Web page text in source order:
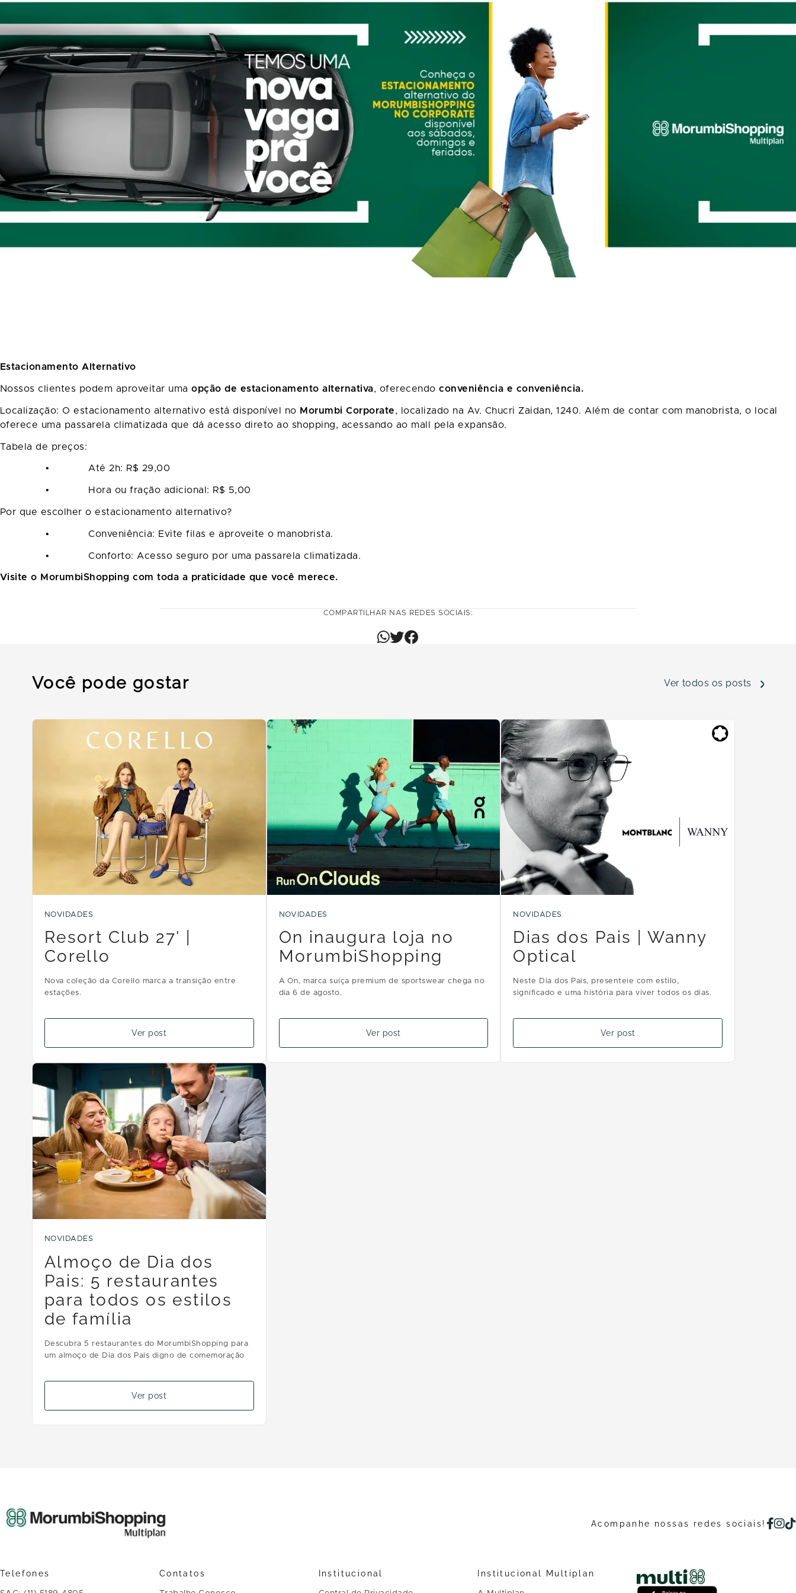
Estacionamento Alternativo
Nossos clientes podem aproveitar umaopção de estacionamento alternativa, oferecendoconveniência e conveniência.
Localização: O estacionamento alternativo está disponível no Morumbi Corporate, localizado na Av. Chucri Zaidan, 1240. Além de contar com manobrista, o local
oferece uma passarela climatizada que dá acesso direto ao shopping, acessando ao mall pela expansão.
Tabela de preços:
• Até 2h: R$ 29,00
• Hora ou fração adicional: R$ 5,00
Por que escolher o estacionamento alternativo?
• Conveniência: Evite filas e aproveite o manobrista.
• Conforto: Acesso seguro por uma passarela climatizada.
Visite o MorumbiShopping com toda a praticidade que você merece.
COMPARTILHAR NAS REDES SOCIAIS:
Você pode gostar Ver todos os posts
NOVIDADES
Resort Club 27' |
Corello
Nova coleção da Corello marca a transição entre
estações.
Ver post
NOVIDADES
On inaugura loja no
MorumbiShopping
A On, marca suíça premium de sportswear chega no
dia 6 de agosto.
Ver post
NOVIDADES
Dias dos Pais | Wanny
Optical
Neste Dia dos Pais, presenteie com estilo,
significado e uma história para viver todos os dias.
Ver post
NOVIDADES
Almoço de Dia dos
Pais: 5 restaurantes
para todos os estilos
de família
Descubra 5 restaurantes do MorumbiShopping para
um almoço de Dia dos Pais digno de comemoração
Ver post
Acompanhe nossas redes sociais!
Telefones Contatos Institucional Institucional Multiplan